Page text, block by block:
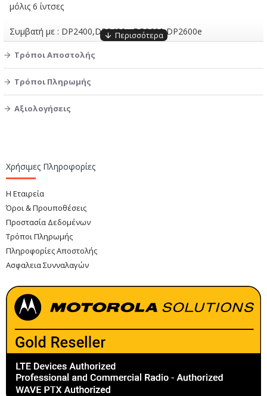
μόλις 6 ίντσες
Συμβατή με : DP2400,DP2400e,DP2600,DP2600e
Χαρακτηριστικά:
Τύπος:Helical
Συχνότητα:VHF 144-165 MHz
Διάμετρος:15 cm
Χρώμα:Μαύρο
Τρόποι Αποστολής
Τρόποι Πληρωμής
Αξιολογήσεις
Χρήσιμες Πληροφορίες
Η Εταιρεία
Όροι & Προυποθέσεις
Προστασία Δεδομένων
Τρόποι Πληρωμής
Πληροφορίες Αποστολής
Ασφαλεια Συνναλαγών